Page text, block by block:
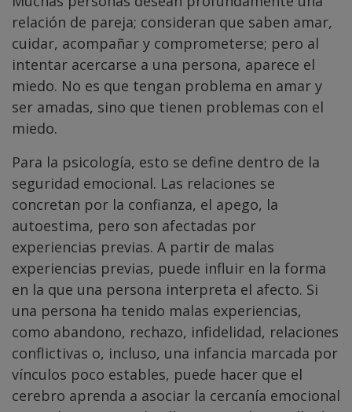
relación de pareja; consideran que saben amar,
cuidar, acompañar y comprometerse; pero al
intentar acercarse a una persona, aparece el
miedo. No es que tengan problema en amar y
ser amadas, sino que tienen problemas con el
miedo.
Para la psicología, esto se define dentro de la
seguridad emocional. Las relaciones se
concretan por la confianza, el apego, la
autoestima, pero son afectadas por
experiencias previas. A partir de malas
experiencias previas, puede influir en la forma
en la que una persona interpreta el afecto. Si
una persona ha tenido malas experiencias,
como abandono, rechazo, infidelidad, relaciones
conflictivas o, incluso, una infancia marcada por
vínculos poco estables, puede hacer que el
cerebro aprenda a asociar la cercanía emocional